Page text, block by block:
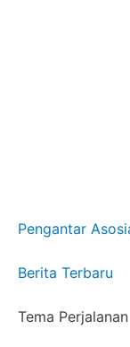
Pengantar
Berita Terbaru
Tema Perjalanan